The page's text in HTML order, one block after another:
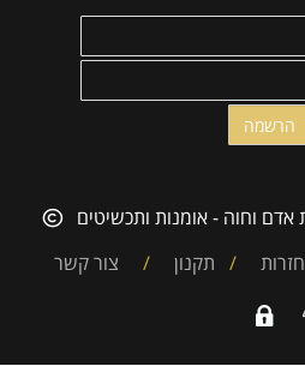
אדם וחוה - אומנות ותכשיטים
/ תקנון / צור קשר